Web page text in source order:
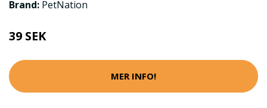
Brand: PetNation
39 SEK
MER INFO!